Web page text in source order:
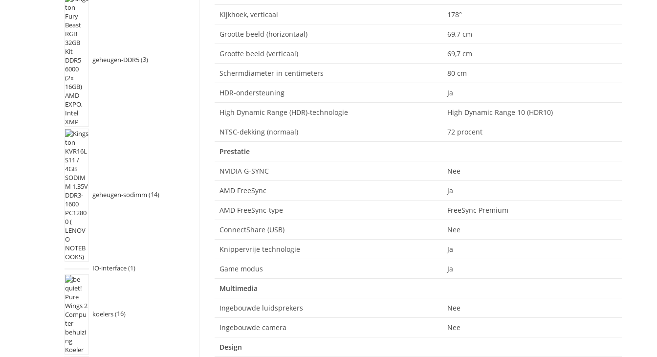
Kijkhoek, verticaal 178°
Grootte beeld (horizontaal) 69,7 cm
Grootte beeld (verticaal) 69,7 cm
Schermdiameter in centimeters 80 cm
HDR-ondersteuning Ja
High Dynamic Range (HDR)-technologie High Dynamic Range 10 (HDR10)
NTSC-dekking (normaal) 72 procent
Prestatie
NVIDIA G-SYNC Nee
AMD FreeSync Ja
AMD FreeSync-type FreeSync Premium
ConnectShare (USB) Nee
Knippervrije technologie Ja
Game modus Ja
Multimedia
Ingebouwde luidsprekers Nee
Ingebouwde camera Nee
Design
geheugen-DDR5 3
geheugen-sodimm 14
IO-interface 1
koelers 16